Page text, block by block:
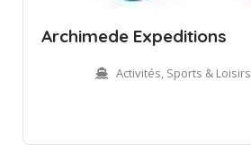
Archimede Expeditions
Activités, Sports & Loisirs